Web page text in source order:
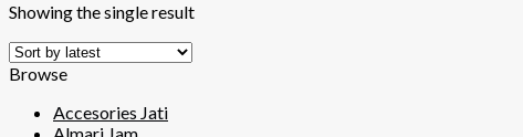
Showing the single result
Browse
Accesories Jati